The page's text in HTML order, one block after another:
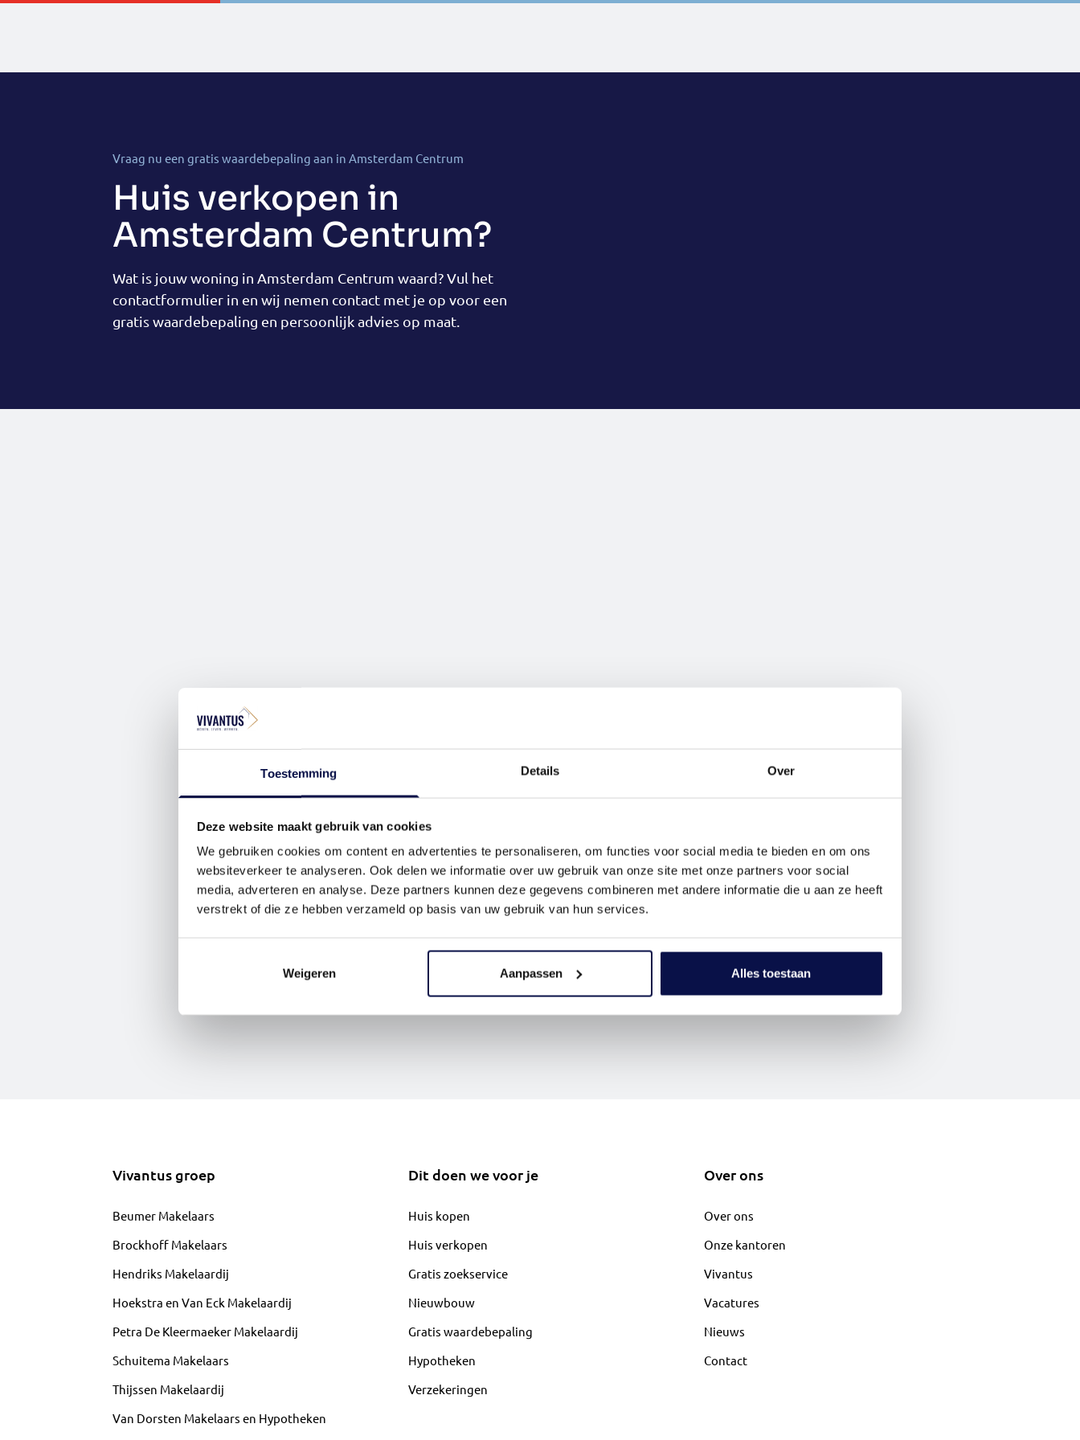
Toestemming Details Over
Deze website maakt gebruik van cookies
We gebruiken cookies om content en advertenties te personaliseren, om functies voor social media te bieden en om ons
websiteverkeer te analyseren. Ook delen we informatie over uw gebruik van onze site met onze partners voor social
media, adverteren en analyse. Deze partners kunnen deze gegevens combineren met andere informatie die u aan ze heeft
verstrekt of die ze hebben verzameld op basis van uw gebruik van hun services.
Weigeren Aanpassen Alles toestaan
Vraag nu een gratis waardebepaling aan in Amsterdam Centrum
Huis verkopen in
Amsterdam Centrum?
Wat is jouw woning in Amsterdam Centrum waard? Vul het
contactformulier in en wij nemen contact met je op voor een
gratis waardebepaling en persoonlijk advies op maat.
Vivantus groep
Beumer Makelaars
Brockhoff Makelaars
Hendriks Makelaardij
Hoekstra en Van Eck Makelaardij
Petra De Kleermaeker Makelaardij
Schuitema Makelaars
Thijssen Makelaardij
Van Dorsten Makelaars en Hypotheken
Dit doen we voor je
Huis kopen
Huis verkopen
Gratis zoekservice
Nieuwbouw
Gratis waardebepaling
Hypotheken
Verzekeringen
Over ons
Over ons
Onze kantoren
Vivantus
Vacatures
Nieuws
Contact